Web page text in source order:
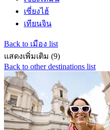
เซี่ยงไฮ้
เทียนจิน
Back to เมือง list
แสดงเพิ่มเติม (9)
Back to other destinations list